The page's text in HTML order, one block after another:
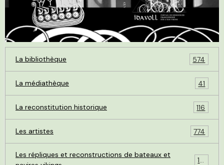
La bibliothèque 574
La médiathèque 41
La reconstitution historique 116
Les artistes 774
Les répliques et reconstructions de bateaux et
119